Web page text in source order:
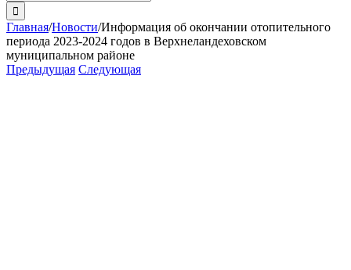
поиска:
Главная/Новости/Информация об окончании отопительного
периода 2023-2024 годов в Верхнеландеховском
муниципальном районе
Предыдущая Следующая